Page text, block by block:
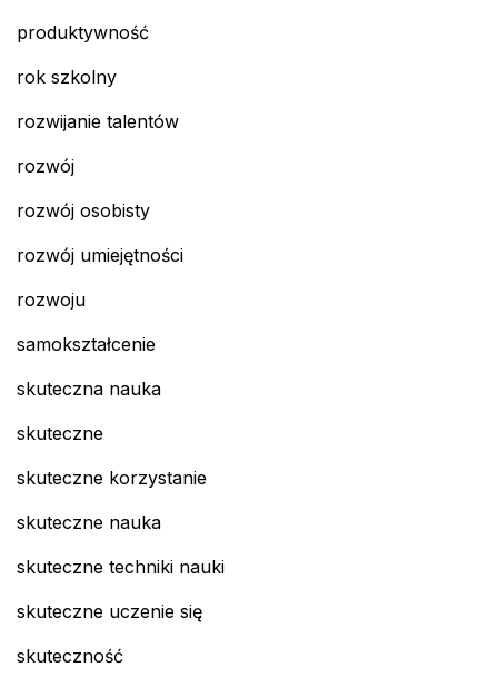
produktywność
rok szkolny
rozwijanie talentów
rozwój
rozwój osobisty
rozwój umiejętności
rozwoju
samokształcenie
skuteczna nauka
skuteczne
skuteczne korzystanie
skuteczne nauka
skuteczne techniki nauki
skuteczne uczenie się
skuteczność